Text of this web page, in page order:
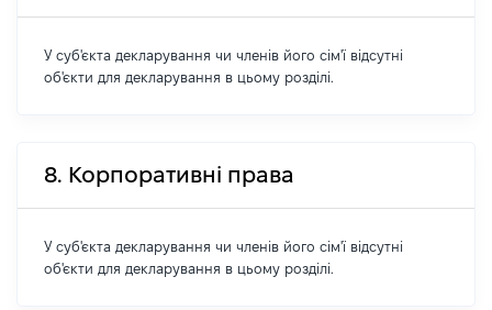
У суб'єкта декларування чи членів його сім'ї відсутні
об'єкти для декларування в цьому розділі.
8. Корпоративні права
У суб'єкта декларування чи членів його сім'ї відсутні
об'єкти для декларування в цьому розділі.